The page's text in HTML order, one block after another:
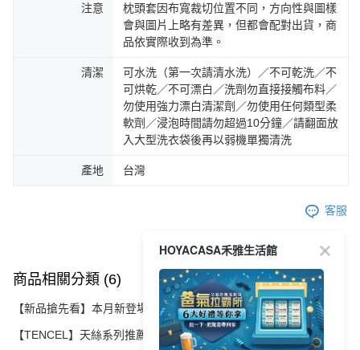
注意
枕頭套因布寬裁切位置不同，方向性與圖樣
會與圖片上略有差異，但都會配對出貨，商
品依實際收到為準。
清潔
可水洗（第一次請清水洗）／不可乾洗／不
可烘乾／不可漂白／洗劑勿直接接觸布料／
勿使用強力漂白清潔劑／勿使用任何類型柔
軟劑／浸泡時間請勿超過10分鐘／請翻面放
入大型洗衣袋後再以弱機單獨清洗
產地 台灣
客服
商品相關分類 (6) 查看全部
【新品搶先看】本月新登場精選
【TENCEL】天絲系列推薦 日常替換｜床包枕套組
HOYACASA禾雅生活館